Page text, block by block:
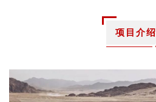
项目介绍